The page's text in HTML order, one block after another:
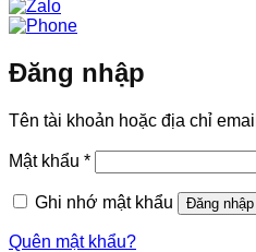
Đăng nhập
Tên tài khoản hoặc địa chỉ email
Mật khẩu *Bắt
buộc
Ghi nhớ mật khẩu
Đăng nhập
Quên mật khẩu?